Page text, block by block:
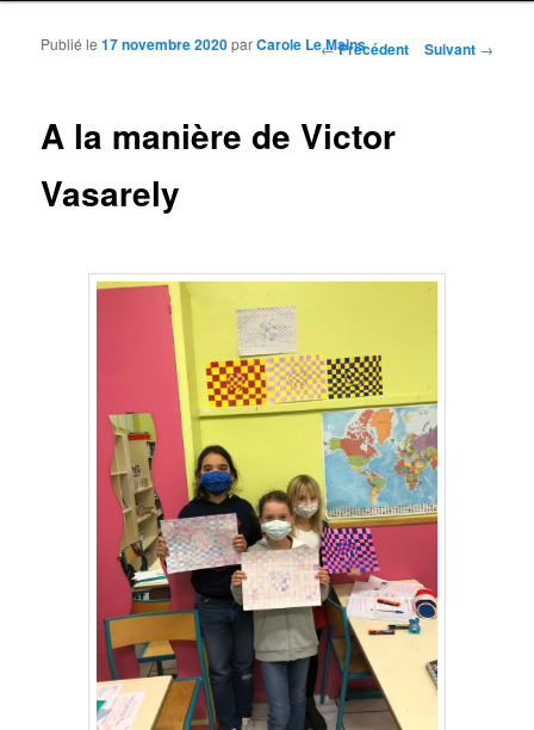
Navigation des articles
←Précédent Suivant →
A la manière de Victor
Vasarely
Publié le17 novembre 2020parCarole Le Mains